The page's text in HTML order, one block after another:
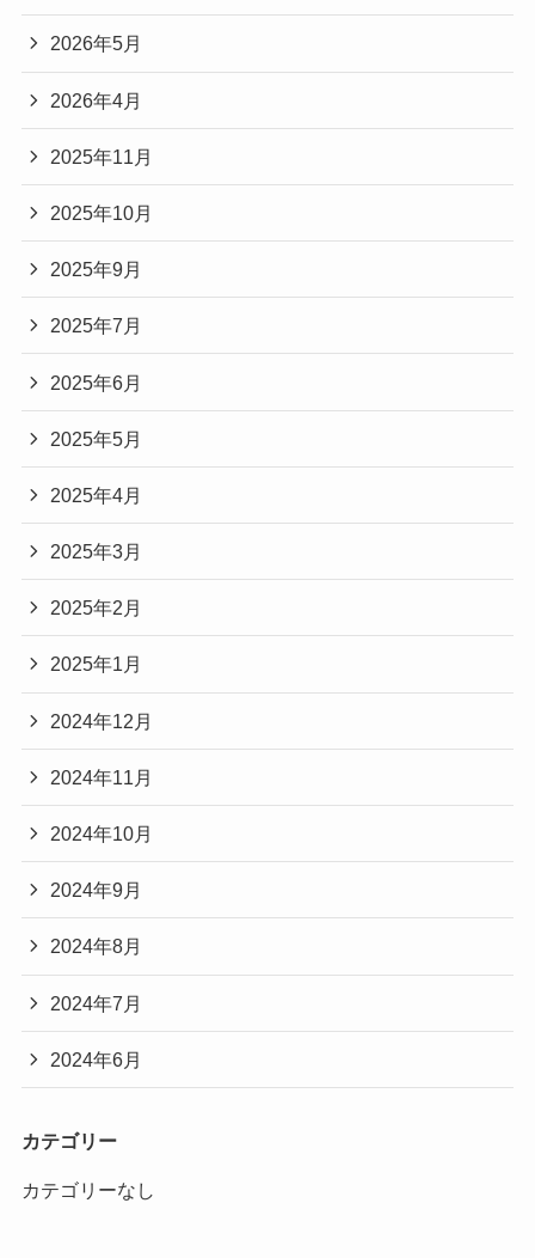
2026年5月
2026年4月
2025年11月
2025年10月
2025年9月
2025年7月
2025年6月
2025年5月
2025年4月
2025年3月
2025年2月
2025年1月
2024年12月
2024年11月
2024年10月
2024年9月
2024年8月
2024年7月
2024年6月
カテゴリー
カテゴリーなし